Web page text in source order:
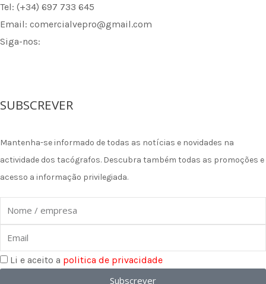
Tel: (+34) 697 733 645
Email: comercialvepro@gmail.com
Siga-nos:
a
c
e
b
o
o
n
s
t
a
g
r
n
k
e
d
i
SUBSCREVER
Mantenha-se informado de todas as notícias e novidades na
actividade dos tacógrafos. Descubra também todas as promoções e
acesso a informação privilegiada.
Nome
Li e aceito a politica de privacidade
Subscrever